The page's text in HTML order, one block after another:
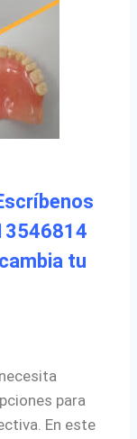
tu
para
En este